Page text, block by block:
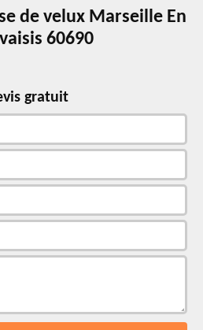
de velux Marseille En
60690
gratuit